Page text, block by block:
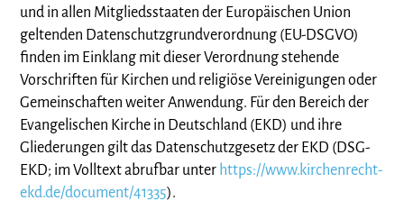
und in allen Mitgliedsstaaten der Europäischen Union
geltenden Datenschutzgrundverordnung (EU-DSGVO)
finden im Einklang mit dieser Verordnung stehende
Vorschriften für Kirchen und religiöse Vereinigungen oder
Gemeinschaften weiter Anwendung. Für den Bereich der
Evangelischen Kirche in Deutschland (EKD) und ihre
Gliederungen gilt das Datenschutzgesetz der EKD (DSG-
EKD; im Volltext abrufbar unter https://www.kirchenrecht-
ekd.de/document/41335).